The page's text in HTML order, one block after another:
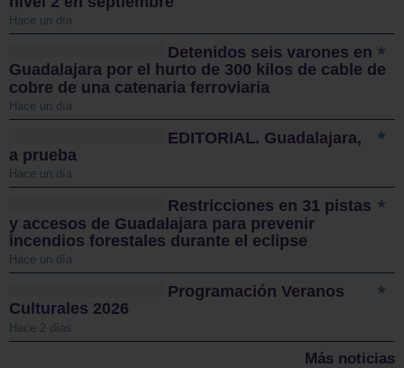
Hace un día
Detenidos seis varones en
Guadalajara por el hurto de 300 kilos de cable de
cobre de una catenaria ferroviaria
Hace un día
EDITORIAL. Guadalajara,
a prueba
Hace un día
Restricciones en 31 pistas
y accesos de Guadalajara para prevenir
incendios forestales durante el eclipse
Hace un día
Programación Veranos
Culturales 2026
Hace 2 días
Más noticias